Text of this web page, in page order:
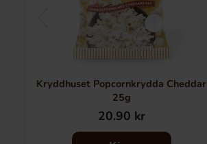
Kryddhuset Popcornkrydda Cheddar
25g
20.90 kr